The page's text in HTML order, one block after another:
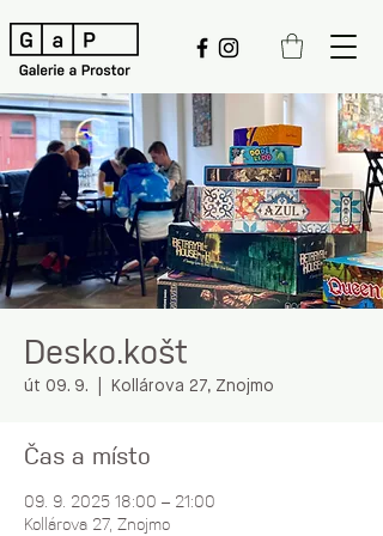
Desko.košt
út 09. 9. Kollárova 27, Znojmo
Čas a místo
09. 9. 2025 18:00 – 21:00
Kollárova 27, Znojmo